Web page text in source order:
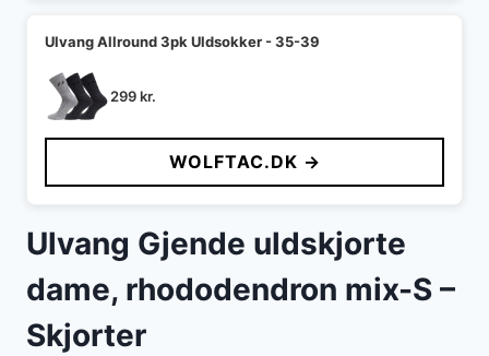
Ulvang Allround 3pk Uldsokker - 35-39
299kr.
WOLFTAC.DK →
Ulvang Gjende uldskjorte
dame, rhododendron mix-S –
Skjorter